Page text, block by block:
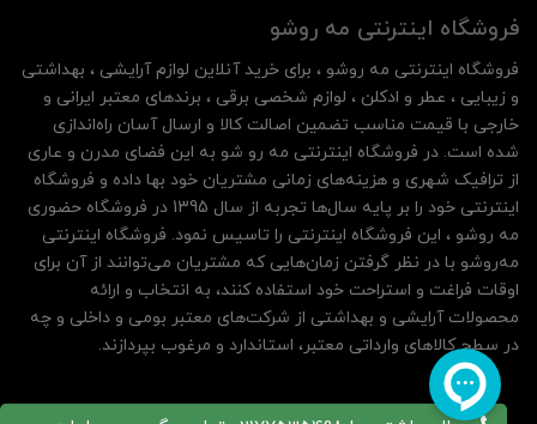
فروشگاه اینترنتی مه‌ رو‌شو
فروشگاه اینترنتی مه‌ رو‌شو ، برای خرید آنلاین لوازم آرایشی ، بهداشتی
و زیبایی ، عطر و ادکلن ، لوازم شخصی برقی ، برندهای معتبر ایرانی و
خارجی با قیمت مناسب تضمین اصالت کالا و ارسال آسان راه‌اندازی
شده است. در فروشگاه اینترنتی مه رو شو به این فضای مدرن و عاری
از ترافیک شهری و هزینه‌های زمانی مشتریان خود بها داده و فروشگاه
اینترنتی خود را بر پایه سال‌ها تجربه از سال 1395 در فروشگاه حضوری
مه روشو ، این فروشگاه اینترنتی را تاسیس نمود. فروشگاه اینترنتی
مه‌رو‌شو با در نظر گرفتن زمان‌هایی که مشتریان می‌توانند از آن‌ برای
اوقات فراغت و استراحت خود استفاده کنند، به انتخاب و ارائه
محصولات آرایشی و بهداشتی از شرکت‌های معتبر بومی و داخلی و چه
در سطح کالاهای وارداتی معتبر، استاندارد و مرغوب بپردازند.